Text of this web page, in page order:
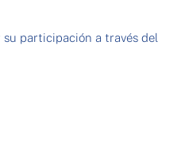
participación a través del